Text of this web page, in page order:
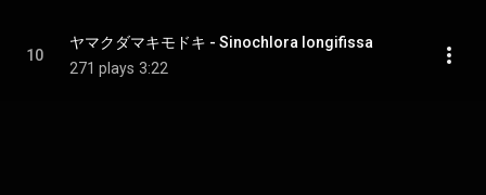
10
ヤマクダマキモドキ - Sinochlora longifissa
271 plays 3:22